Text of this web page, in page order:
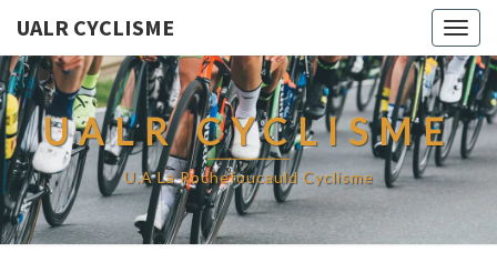
UALR CYCLISME
UALR CYCLISME
U.A La Rochefoucauld Cyclisme